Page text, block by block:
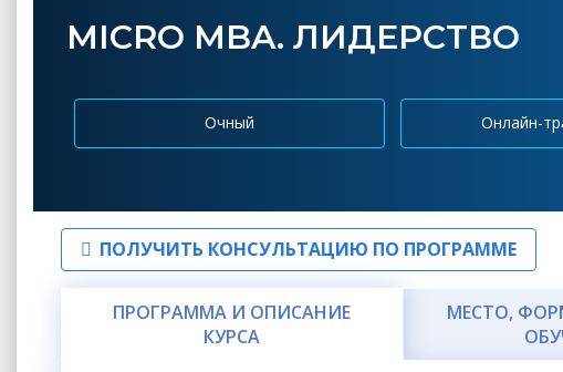
MICRO MBA. ЛИДЕРСТВО
Очный Онлайн-
ПОЛУЧИТЬ КОНСУЛЬТАЦИЮ ПО ПРОГРАММЕ
ПРОГРАММА И ОПИСАНИЕ
КУРСА
МЕСТО,